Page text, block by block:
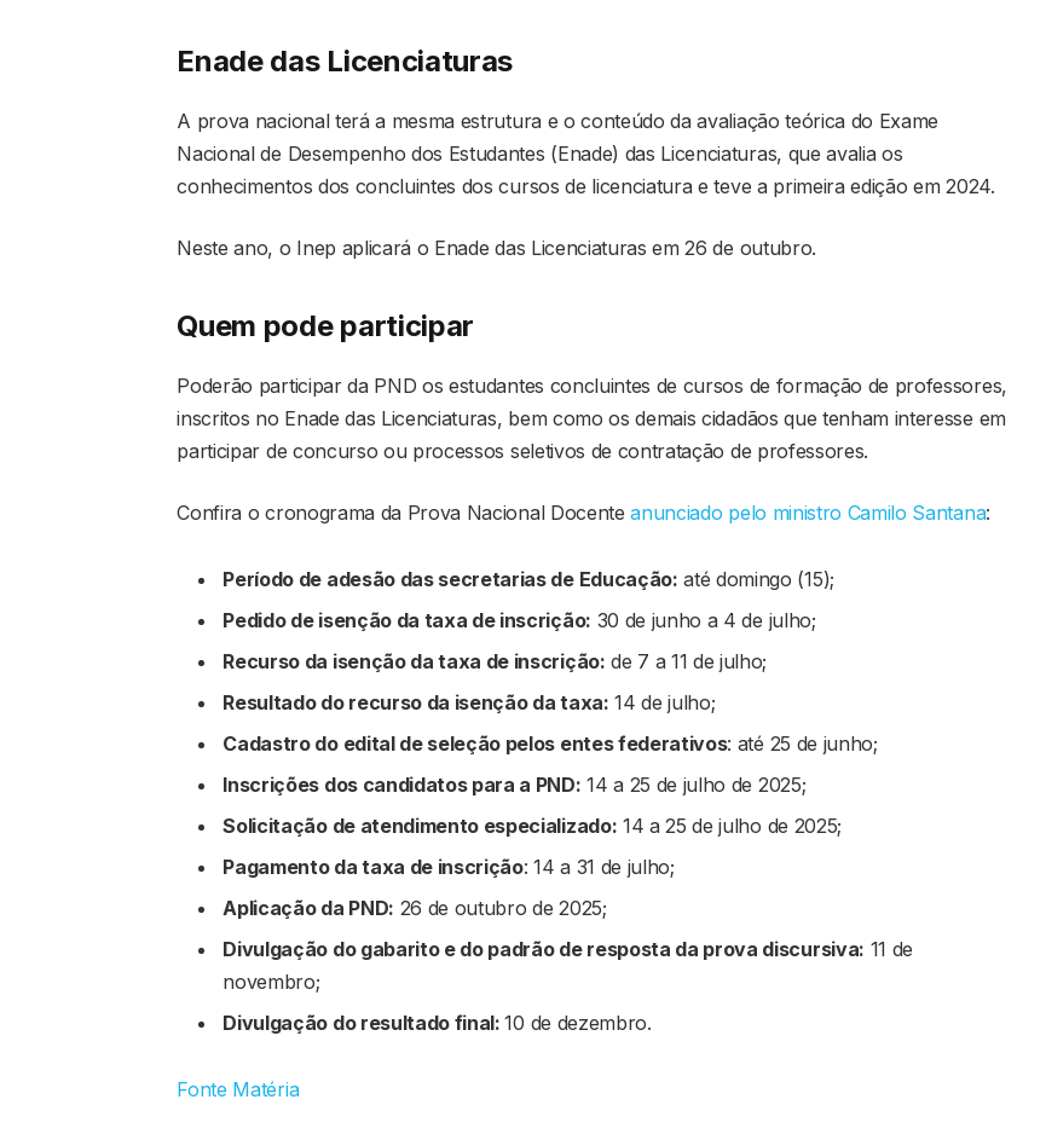
Enade das Licenciaturas
A prova nacional terá a mesma estrutura e o conteúdo da avaliação teórica do Exame
Nacional de Desempenho dos Estudantes (Enade) das Licenciaturas, que avalia os
conhecimentos dos concluintes dos cursos de licenciatura e teve a primeira edição em 2024.
Neste ano, o Inep aplicará o Enade das Licenciaturas em 26 de outubro.
Quem pode participar
Poderão participar da PND os estudantes concluintes de cursos de formação de professores,
inscritos no Enade das Licenciaturas, bem como os demais cidadãos que tenham interesse em
participar de concurso ou processos seletivos de contratação de professores.
Confira o cronograma da Prova Nacional Docenteanunciado pelo ministro Camilo Santana:
Período de adesão das secretarias de Educação: até domingo (15);
Pedido de isenção da taxa de inscrição: 30 de junho a 4 de julho;
Recurso da isenção da taxa de inscrição: de 7 a 11 de julho;
Resultado do recurso da isenção da taxa: 14 de julho;
Cadastro do edital de seleção pelos entes federativos: até 25 de junho;
Inscrições dos candidatos para a PND: 14 a 25 de julho de 2025;
Solicitação de atendimento especializado: 14 a 25 de julho de 2025;
Pagamento da taxa de inscrição: 14 a 31 de julho;
Aplicação da PND: 26 de outubro de 2025;
Divulgação do gabarito e do padrão de resposta da prova discursiva: 11 de
novembro;
Divulgação do resultado final:10 de dezembro.
Fonte Matéria